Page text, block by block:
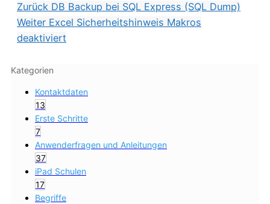
Zurück DB Backup bei SQL Express (SQL Dump)
Weiter Excel Sicherheitshinweis Makros
deaktiviert
Kategorien
Kontaktdaten
13
Erste Schritte
7
Anwenderfragen und Anleitungen
37
iPad Schulen
17
Begriffe